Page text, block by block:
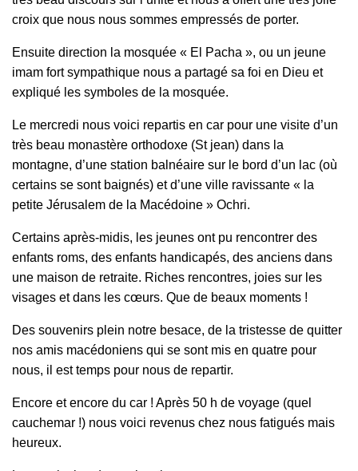
croix que nous nous sommes empressés de porter.
Ensuite direction la mosquée « El Pacha », ou un jeune
imam fort sympathique nous a partagé sa foi en Dieu et
expliqué les symboles de la mosquée.
Le mercredi nous voici repartis en car pour une visite d’un
très beau monastère orthodoxe (St jean) dans la
montagne, d’une station balnéaire sur le bord d’un lac (où
certains se sont baignés) et d’une ville ravissante « la
petite Jérusalem de la Macédoine » Ochri.
Certains après-midis, les jeunes ont pu rencontrer des
enfants roms, des enfants handicapés, des anciens dans
une maison de retraite. Riches rencontres, joies sur les
visages et dans les cœurs. Que de beaux moments !
Des souvenirs plein notre besace, de la tristesse de quitter
nos amis macédoniens qui se sont mis en quatre pour
nous, il est temps pour nous de repartir.
Encore et encore du car ! Après 50 h de voyage (quel
cauchemar !) nous voici revenus chez nous fatigués mais
heureux.